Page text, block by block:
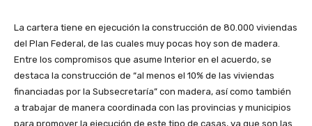
La cartera tiene en ejecución la construcción de 80.000 viviendas
del Plan Federal, de las cuales muy pocas hoy son de madera.
Entre los compromisos que asume Interior en el acuerdo, se
destaca la construcción de “al menos el 10% de las viviendas
financiadas por la Subsecretaría” con madera, así como también
a trabajar de manera coordinada con las provincias y municipios
para promover la ejecución de este tipo de casas, ya que son las